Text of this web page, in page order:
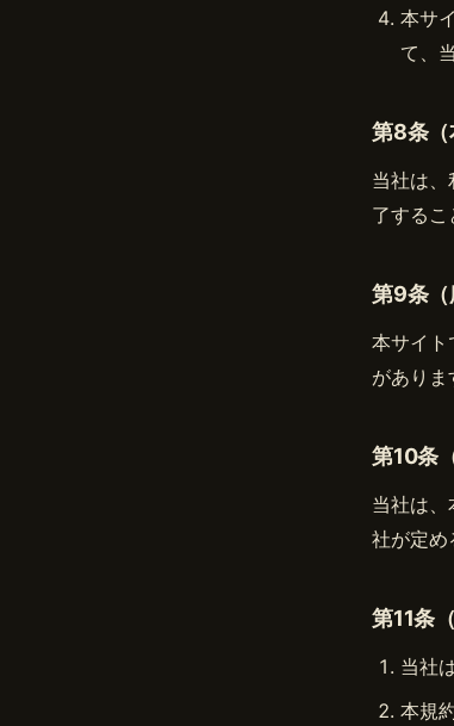
本サ
て、
第8条（
当社は
了するこ
第9条（
本サイト
がありま
第10条
当社は
社が定め
第11条
当社
本規